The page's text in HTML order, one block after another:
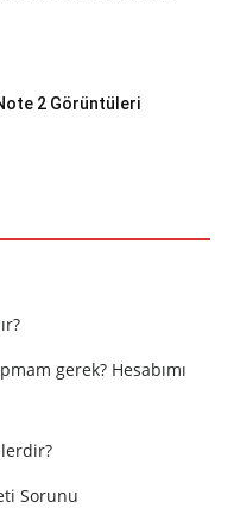
2 Görüntüleri
gerek? Hesabımı
Sorunu